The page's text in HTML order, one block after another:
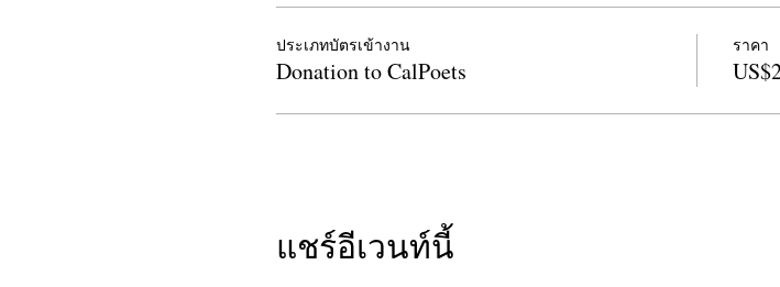
ประเภทบัตรเข้างาน
Donation to CalPoets
ราคา
แชร์อีเวนท์นี้